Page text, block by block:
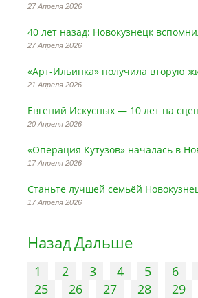
27 Апреля 2026
40 лет назад: Новокузнецк
27 Апреля 2026
«Арт-Ильинка» получила вторую
21 Апреля 2026
Евгений Искусных — 10 лет на
20 Апреля 2026
«Операция Кутузов» началась в
17 Апреля 2026
Станьте лучшей семьёй
17 Апреля 2026
НазадДальше
1 2 3 4 5 6
25
26 27 28 29